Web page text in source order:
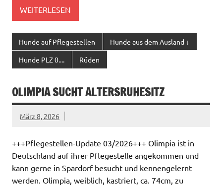
WEITERLESEN
Hunde auf Pflegestellen Hunde aus dem Ausland ↓
Hunde PLZ 0.... Rüden
OLIMPIA SUCHT ALTERSRUHESITZ
März 8, 2026
+++Pflegestellen-Update 03/2026+++ Olimpia ist in
Deutschland auf ihrer Pflegestelle angekommen und
kann gerne in Spardorf besucht und kennengelernt
werden. Olimpia, weiblich, kastriert, ca. 74cm, zu